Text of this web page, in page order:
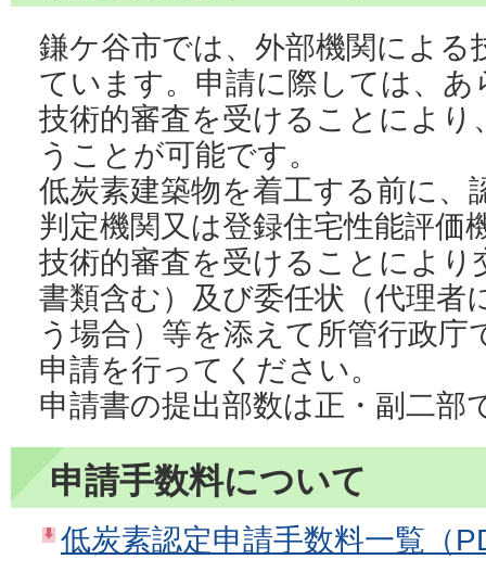
鎌ケ谷市では、外部機関による
ています。申請に際しては、
技術的審査を受けることにより
うことが可能です。
低炭素建築物を着工する前に、
判定機関又は登録住宅性能評価
技術的審査を受けることにより
書類含む）及び委任状（代理者
う場合）等を添えて所管行政
申請を行ってください。
申請書の提出部数は正・副二部
申請手数料について
低炭素認定申請手数料一覧（